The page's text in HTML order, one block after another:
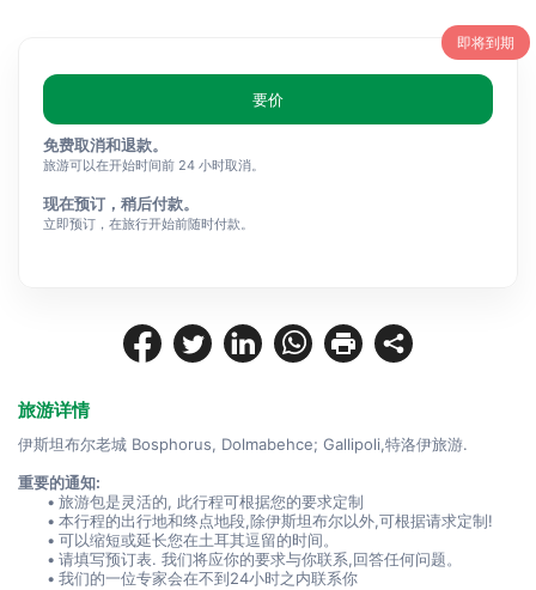
旅游详情
伊斯坦布尔老城 Bosphorus, Dolmabehce; Gallipoli,特洛伊旅游.
重要的通知:
旅游包是灵活的, 此行程可根据您的要求定制
本行程的出行地和终点地段,除伊斯坦布尔以外,可根据请求定制!
可以缩短或延长您在土耳其逗留的时间。
请填写预订表. 我们将应你的要求与你联系,回答任何问题。
我们的一位专家会在不到24小时之内联系你
即将到期
要价
免费取消和退款。
旅游可以在开始时间前 24 小时取消。
现在预订，稍后付款。
立即预订，在旅行开始前随时付款。